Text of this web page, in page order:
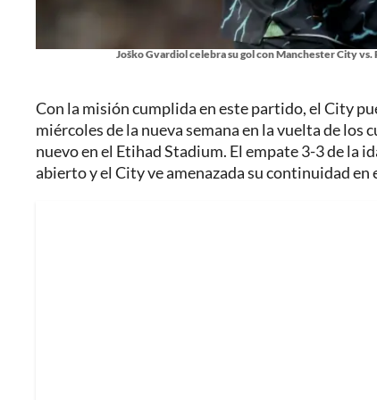
Joško Gvardiol celebra su gol con Manchester City vs.
Con la misión cumplida en este partido, el City
miércoles de la nueva semana en la vuelta de los
nuevo en el Etihad Stadium. El empate 3-3 de la
abierto y el City ve amenazada su continuidad